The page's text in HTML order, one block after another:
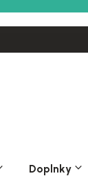
Doplnky